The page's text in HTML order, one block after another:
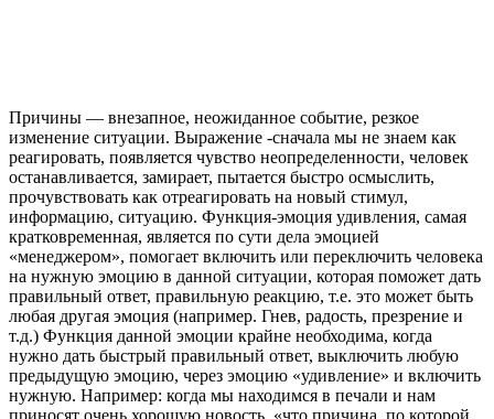
Причины — внезапное, неожиданное событие, резкое
изменение ситуации. Выражение -сначала мы не знаем как
реагировать, появляется чувство неопределенности, человек
останавливается, замирает, пытается быстро осмыслить,
прочувствовать как отреагировать на новый стимул,
информацию, ситуацию. Функция-эмоция удивления, самая
кратковременная, является по сути дела эмоцией
«менеджером», помогает включить или переключить человека
на нужную эмоцию в данной ситуации, которая поможет дать
правильный ответ, правильную реакцию, т.е. это может быть
любая другая эмоция (например. Гнев, радость, презрение и
т.д.) Функция данной эмоции крайне необходима, когда
нужно дать быстрый правильный ответ, выключить любую
предыдущую эмоцию, через эмоцию «удивление» и включить
нужную. Например: когда мы находимся в печали и нам
приносят очень хорошую новость, «что причина, по которой